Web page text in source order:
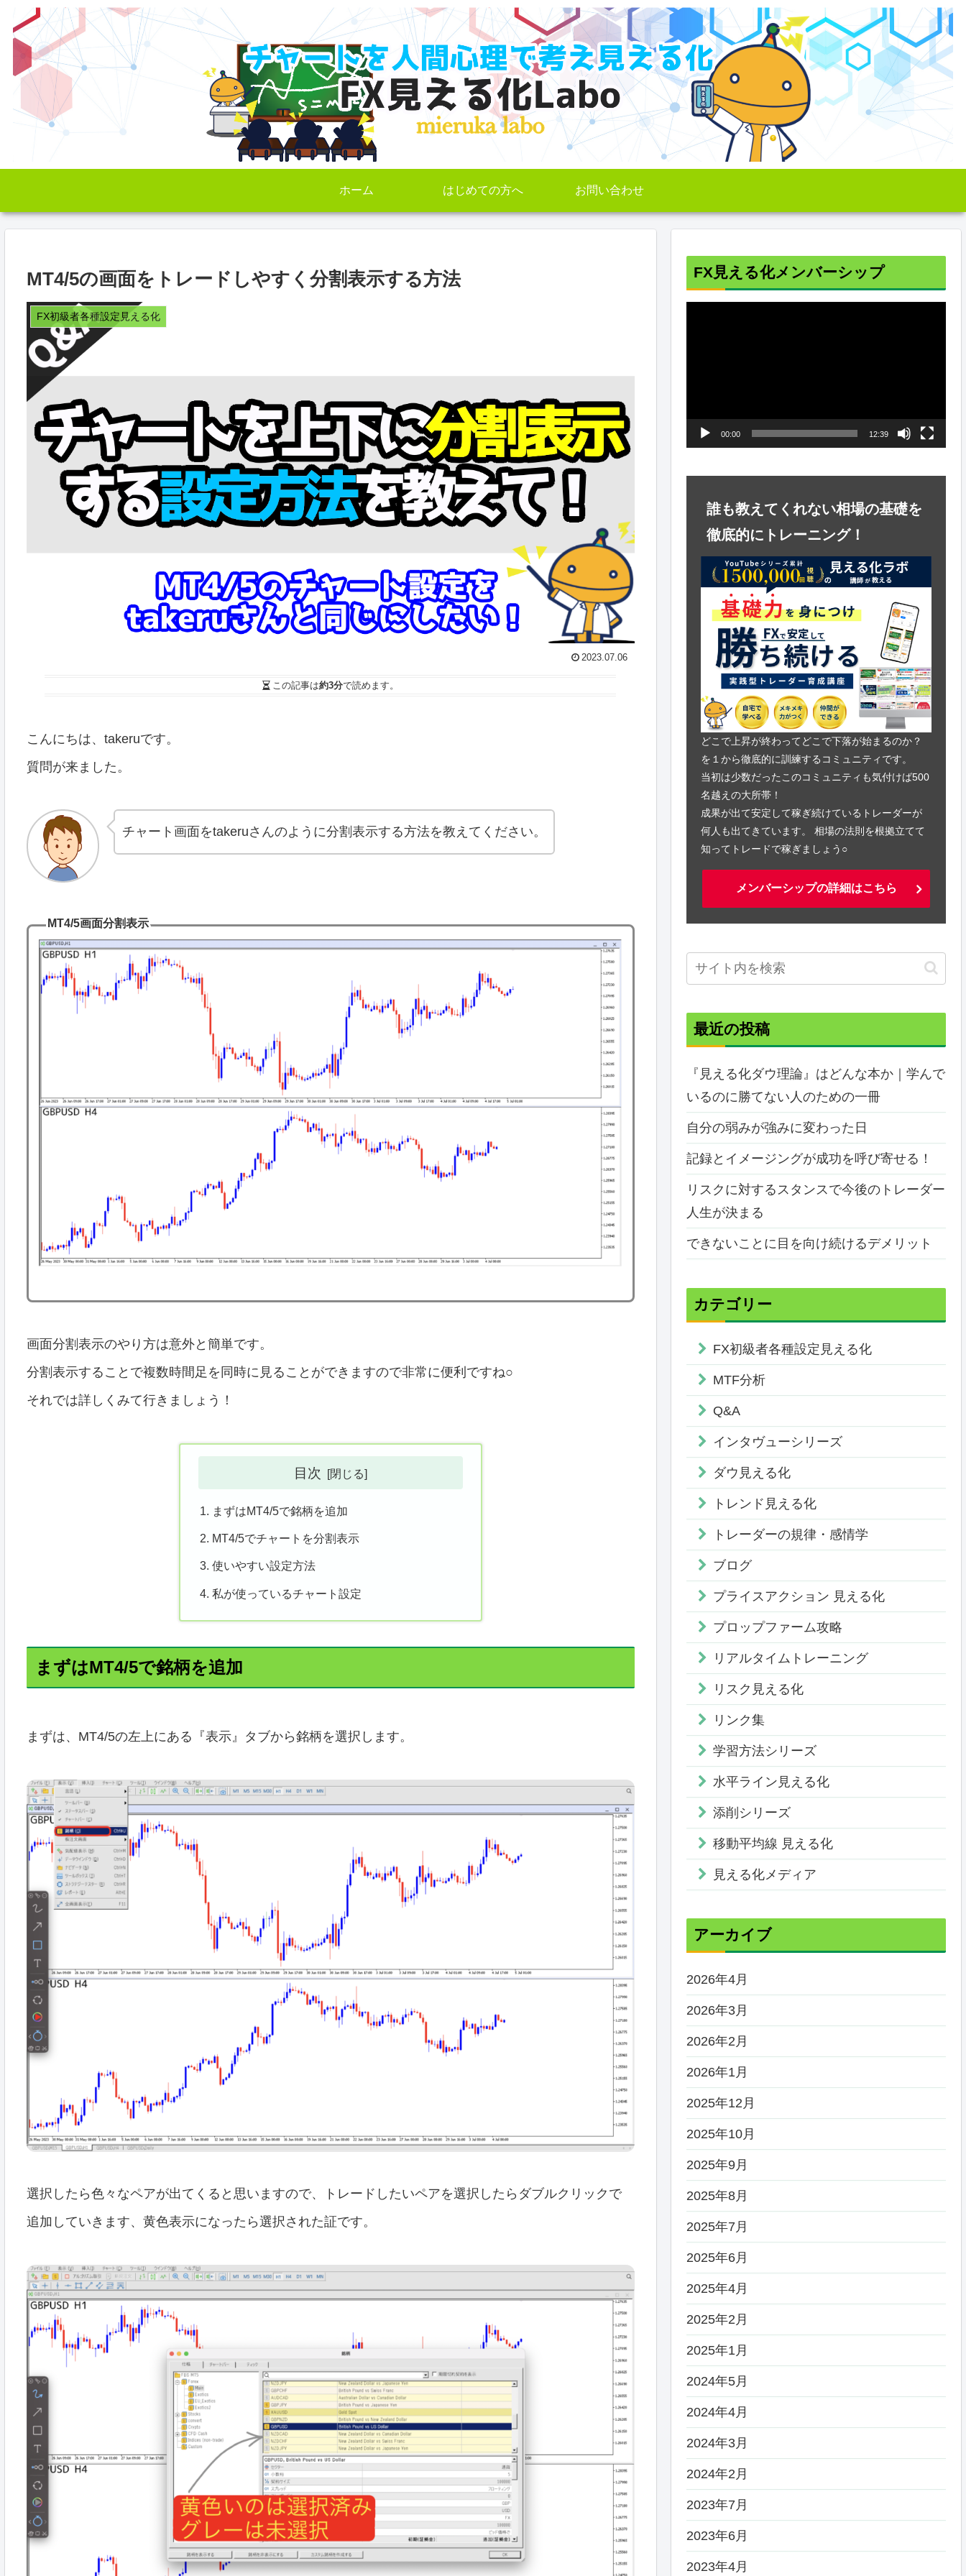
ホーム はじめての方へ お問い合わせ
MT4/5の画面をトレードしやすく分割表示する方法
FX初級者各種設定見える化
2023.07.06
この記事は約3分で読めます。
こんにちは、takeruです。
質問が来ました。
チャート画面をtakeruさんのように分割表示する方法を教えてください。
MT4/5画面分割表示
画面分割表示のやり方は意外と簡単です。
分割表示することで複数時間足を同時に見ることができますので非常に便利ですね○
それでは詳しくみて行きましょう！
目次
まずはMT4/5で銘柄を追加
MT4/5でチャートを分割表示
使いやすい設定方法
私が使っているチャート設定
まずはMT4/5で銘柄を追加
まずは、MT4/5の左上にある『表示』タブから銘柄を選択します。
選択したら色々なペアが出てくると思いますので、トレードしたいペアを選択したらダブルクリックで
追加していきます、黄色表示になったら選択された証です。
FX見える化メンバーシップ
ー
00:00 12:39
誰も教えてくれない相場の基礎を
徹底的にトレーニング！
どこで上昇が終わってどこで下落が始まるのか？
を１から徹底的に訓練するコミュニティです。
当初は少数だったこのコミュニティも気付けば500
名越えの大所帯！
成果が出て安定して稼ぎ続けているトレーダーが
何人も出てきています。 相場の法則を根拠立てて
知ってトレードで稼ぎましょう○
メンバーシップの詳細はこちら
最近の投稿
『見える化ダウ理論』はどんな本か｜学んで
いるのに勝てない人のための一冊
自分の弱みが強みに変わった日
記録とイメージングが成功を呼び寄せる！
リスクに対するスタンスで今後のトレーダー
人生が決まる
できないことに目を向け続けるデメリット
カテゴリー
FX初級者各種設定見える化
MTF分析
Q&A
インタヴューシリーズ
ダウ見える化
トレンド見える化
トレーダーの規律・感情学
ブログ
プライスアクション 見える化
プロップファーム攻略
リアルタイムトレーニング
リスク見える化
リンク集
学習方法シリーズ
水平ライン見える化
添削シリーズ
移動平均線 見える化
見える化メディア
アーカイブ
2026年4月
2026年3月
2026年2月
2026年1月
2025年12月
2025年10月
2025年9月
2025年8月
2025年7月
2025年6月
2025年4月
2025年2月
2025年1月
2024年5月
2024年4月
2024年3月
2024年2月
2023年7月
2023年6月
2023年4月